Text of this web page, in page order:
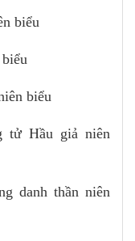
biểu
biểu
tử Hầu giả niên
danh thần niên